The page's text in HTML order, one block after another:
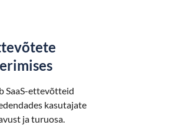
SaaS-ettevõtteid
kasutajate
ja turuosa.